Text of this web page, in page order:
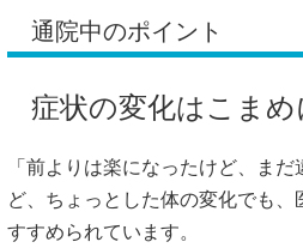
通院中のポイント
症状の変化はこまめ
「前よりは楽になったけど、ま
ど、ちょっとした体の変化でも
すすめられています。